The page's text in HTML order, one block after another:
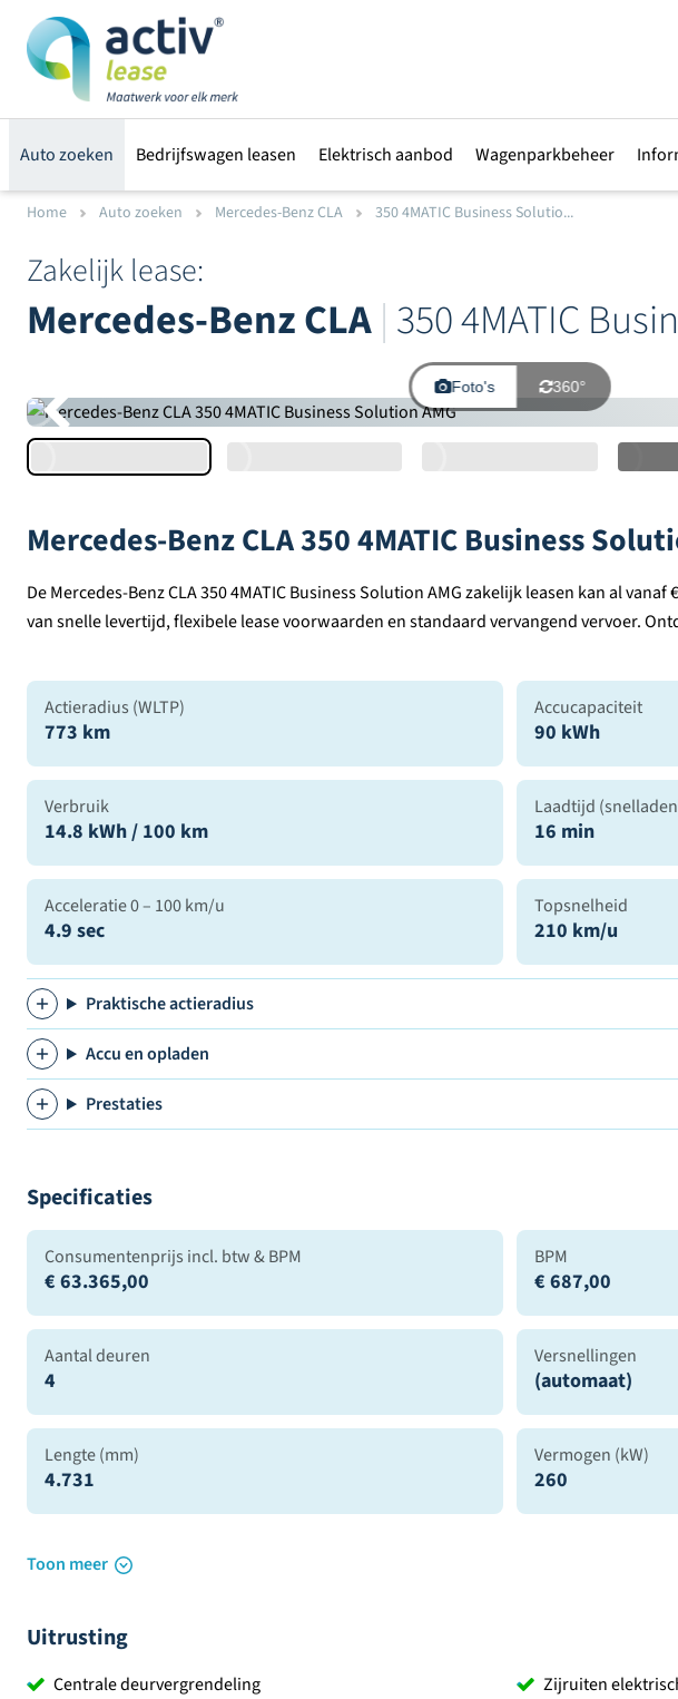
Auto zoeken Bedrijfswagen leasen Elektrisch aanbod Wagenparkbeheer
Home Auto zoeken Mercedes-Benz CLA 350 4MATIC Business Solutio...
Zakelijk lease:
Mercedes-Benz CLA| 350 4MATIC
Foto's 360°
Mercedes-Benz CLA 350 4MATIC Business
De Mercedes-Benz CLA 350 4MATIC Business Solution AMG zakelijk leasen kan al
van snelle levertijd, flexibele lease voorwaarden en standaard vervangend vervoer.
Actieradius (WLTP)
773 km
Accucapaciteit
90 kWh
Verbruik
14.8 kWh / 100 km
Laadtijd
16 min
Acceleratie 0 – 100 km/u
4.9 sec
Topsnelheid
210 km/u
Praktische actieradius
Accu en opladen
Prestaties
Specificaties
Consumentenprijs incl. btw & BPM
€ 63.365,00
BPM
€ 687,00
Aantal deuren
4
Versnellingen
(automaat)
Lengte (mm)
4.731
Vermogen (kW)
260
Toon meer
Uitrusting
Centrale deurvergrendeling
Zijruiten